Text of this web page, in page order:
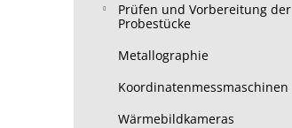
Prüfen und Vorbereitung der
Probestücke
Metallographie
Koordinatenmessmaschinen
Wärmebildkameras